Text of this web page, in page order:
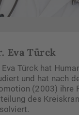
Eva Türck
Eva Türck hat
und hat nach
(2003) ihre
des